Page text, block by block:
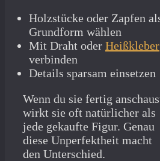
Holzstücke oder Zapfen
Grundform wählen
Mit Draht oder Heißkleber
verbinden
Details sparsam einsetzen
Wenn du sie fertig
wirkt sie oft natürlicher als
jede gekaufte Figur. Genau
diese Unperfektheit macht
den Unterschied.